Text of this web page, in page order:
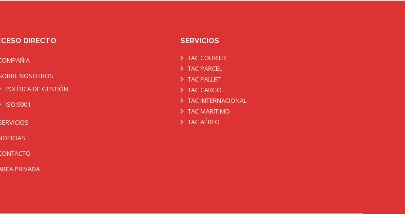
DIRECTO
NOSOTROS
POLÍTICA DE GESTIÓN
ISO:9001
PRIVADA
SERVICIOS
TAC COURIER
TAC PARCEL
TAC PALLET
TAC CARGO
TAC INTERNACIONAL
TAC MARÍTIMO
TAC AÉREO